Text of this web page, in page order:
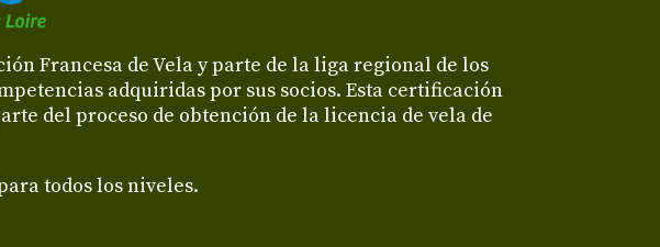
Francesa de Vela y parte de la liga regional de los
adquiridas por sus socios. Esta certificación
del proceso de obtención de la licencia de vela de
todos los niveles.